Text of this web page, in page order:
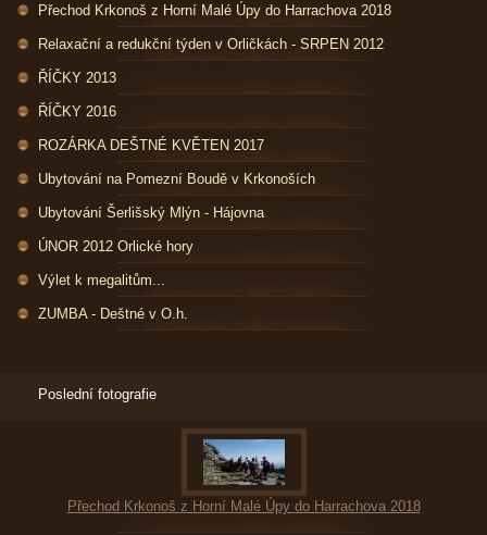
Přechod Krkonoš z Horní Malé Úpy do Harrachova 2018
Relaxační a redukční týden v Orličkách - SRPEN 2012
ŘÍČKY 2013
ŘÍČKY 2016
ROZÁRKA DEŠTNÉ KVĚTEN 2017
Ubytování na Pomezní Boudě v Krkonoších
Ubytování Šerlišský Mlýn - Hájovna
ÚNOR 2012 Orlické hory
Výlet k megalitům...
ZUMBA - Deštné v O.h.
Poslední fotografie
Přechod Krkonoš z Horní Malé Úpy do Harrachova 2018